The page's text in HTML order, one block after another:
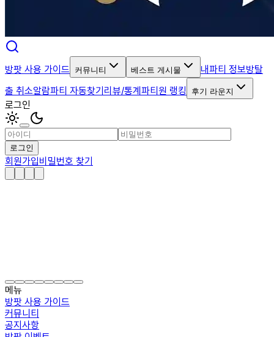
방팟 사용 가이드 커뮤니티 베스트 게시물 내파티 정보방탈
출 취소알람파티 자동찾기리뷰/통계파티원 랭킹 후기 라운지
로그인
로그인
회원가입비밀번호 찾기
메뉴
방팟 사용 가이드
커뮤니티
공지사항